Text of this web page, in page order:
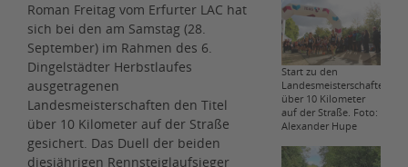
Roman Freitag vom Erfurter LAC hat
sich bei den am Samstag (28.
September) im Rahmen des 6.
Dingelstädter Herbstlaufes
ausgetragenen
Landesmeisterschaften den Titel
über 10 Kilometer auf der Straße
gesichert. Das Duell der beiden
diesjährigen Rennsteiglaufsieger
Start zu den
Landesmeisterschaften
über 10 Kilometer
auf der Straße. Foto:
Alexander Hupe